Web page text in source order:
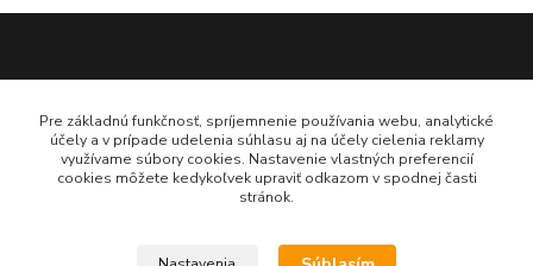
0948 484 313
Po-Pia 7:30-16:00 hod
doplnkykstrecham@gmail.com
Pre základnú funkčnosť, spríjemnenie používania webu, analytické
účely a v prípade udelenia súhlasu aj na účely cielenia reklamy
využívame súbory cookies. Nastavenie vlastných preferencií
cookies môžete kedykoľvek upraviť odkazom v spodnej časti
stránok.